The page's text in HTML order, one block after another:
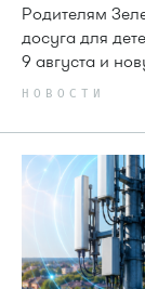
Родителям
досуга для
9 августа и
НОВОСТИ